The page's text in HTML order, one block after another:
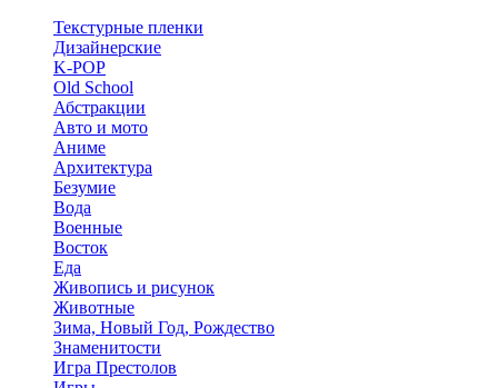
Текстурные пленки
Дизайнерские
K-POP
Old School
Абстракции
Авто и мото
Аниме
Архитектура
Безумие
Вода
Военные
Восток
Еда
Живопись и рисунок
Животные
Зима, Новый Год, Рождество
Знаменитости
Игра Престолов